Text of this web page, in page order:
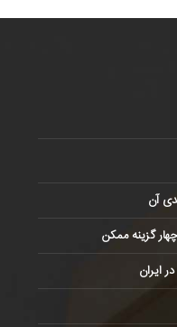
گزینه ممکن